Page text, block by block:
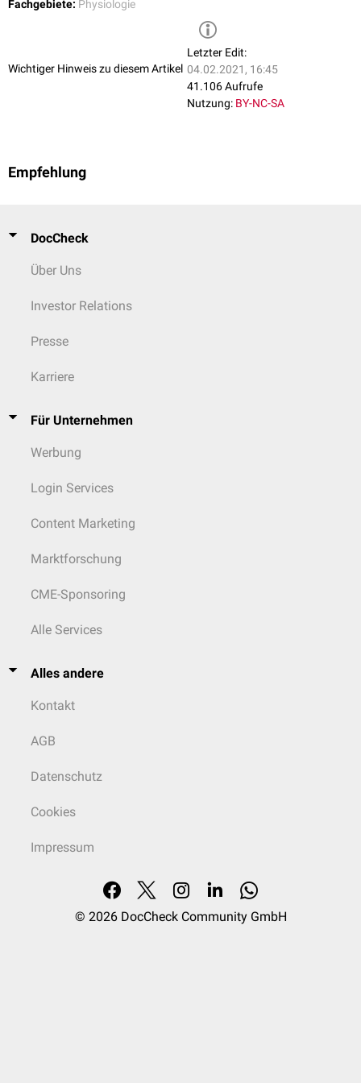
Fachgebiete: Physiologie
Wichtiger Hinweis zu diesem Artikel
Letzter Edit:
04.02.2021, 16:45
41.106 Aufrufe
Nutzung: BY-NC-SA
Empfehlung
DocCheck
Über Uns
Investor Relations
Presse
Karriere
Für Unternehmen
Werbung
Login Services
Content Marketing
Marktforschung
CME-Sponsoring
Alle Services
Alles andere
Kontakt
AGB
Datenschutz
Cookies
Impressum
© 2026 DocCheck Community GmbH